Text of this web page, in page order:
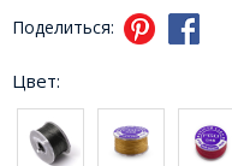
Поделиться:
Цвет: